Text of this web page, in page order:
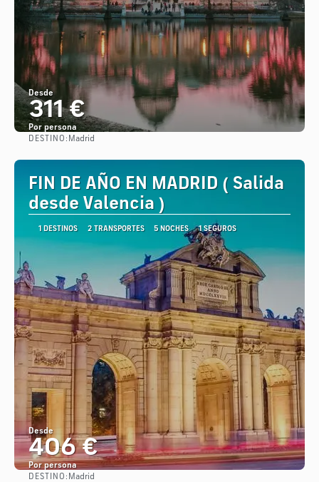
Desde
311 €
Por persona
DESTINO: Madrid
FIN DE AÑO EN MADRID ( Salida
desde Valencia )
1 DESTINOS 2 TRANSPORTES 5 NOCHES 1 SEGUROS
Desde
406 €
Por persona
DESTINO: Madrid